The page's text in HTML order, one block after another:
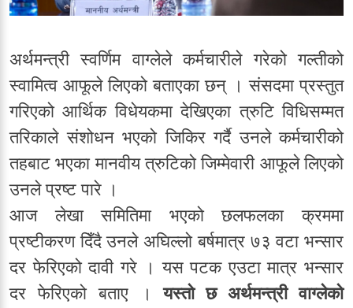
अर्थमन्त्री स्वर्णिम वाग्लेले कर्मचारीले गरेको गल्तीको
स्वामित्व आफूले लिएको बताएका छन् । संसदमा प्रस्तुत
गरिएको आर्थिक विधेयकमा देखिएका त्रुटि विधिसम्मत
तरिकाले संशोधन भएको जिकिर गर्दै उनले कर्मचारीको
तहबाट भएका मानवीय त्रुटिको जिम्मेवारी आफूले लिएको
उनले प्रष्ट पारे ।
आज लेखा समितिमा भएको छलफलका क्रममा
प्रष्टीकरण दिँदै उनले अघिल्लो बर्षमात्र ७३ वटा भन्सार
दर फेरिएको दावी गरे । यस पटक एउटा मात्र भन्सार
दर फेरिएको बताए ।यस्तो छ अर्थमन्त्री वाग्लेको